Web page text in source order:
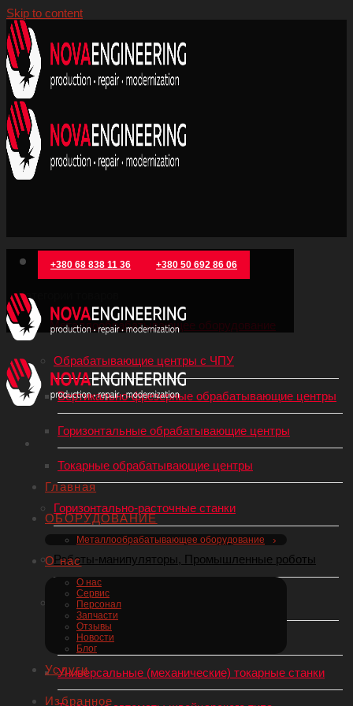
Skip to content
+380 68 838 11 36 +380 50 692 86 06
Главная
ОБОРУДОВАНИЕ
Металлообрабатывающее оборудование
О нас
О нас
Сервис
Персонал
Запчасти
Отзывы
Новости
Блог
Услуги
Избранное
Категории товаров
Металлообрабатывающее оборудование
Обрабатывающие центры с ЧПУ
Вертикально-фрезерные обрабатывающие центры
Горизонтальные обрабатывающие центры
Токарные обрабатывающие центры
Горизонтально-расточные станки
Роботы-манипуляторы, Промышленные роботы
Токарные станки по металлу
Токарные станки с ЧПУ
Универсальные (механические) токарные станки